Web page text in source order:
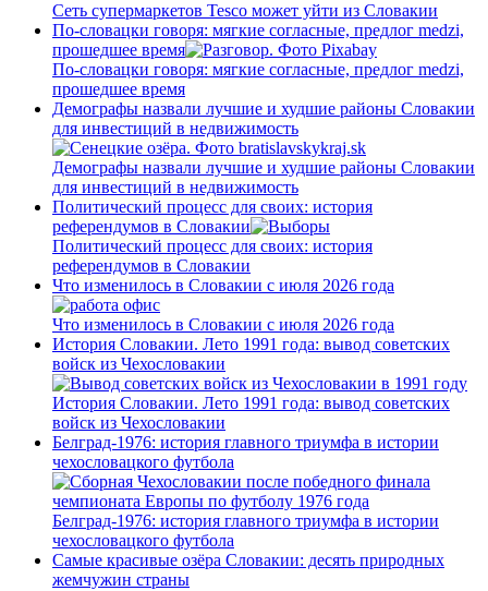
Сеть супермаркетов Tesco может уйти из Словакии
По-словацки говоря: мягкие согласные, предлог medzi,
прошедшее время
По-словацки говоря: мягкие согласные, предлог medzi,
прошедшее время
Демографы назвали лучшие и худшие районы Словакии
для инвестиций в недвижимость
Демографы назвали лучшие и худшие районы Словакии
для инвестиций в недвижимость
Политический процесс для своих: история
референдумов в Словакии
Политический процесс для своих: история
референдумов в Словакии
Что изменилось в Словакии с июля 2026 года
Что изменилось в Словакии с июля 2026 года
История Словакии. Лето 1991 года: вывод советских
войск из Чехословакии
История Словакии. Лето 1991 года: вывод советских
войск из Чехословакии
Белград-1976: история главного триумфа в истории
чехословацкого футбола
Белград-1976: история главного триумфа в истории
чехословацкого футбола
Самые красивые озёра Словакии: десять природных
жемчужин страны